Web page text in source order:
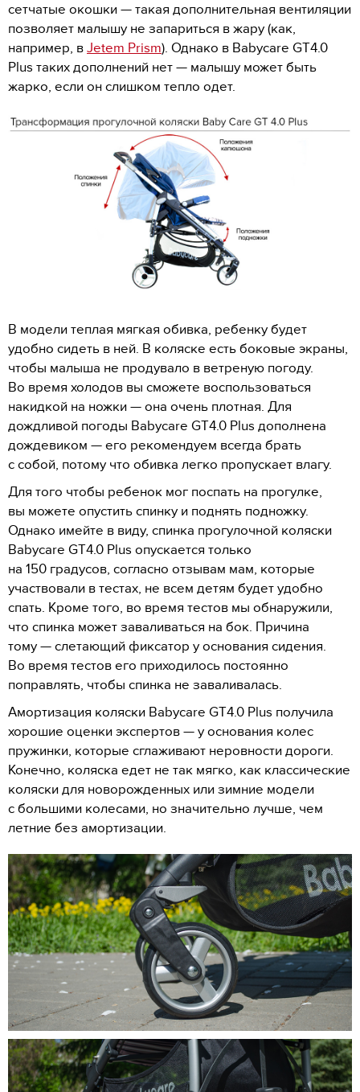
сетчатые окошки — такая дополнительная вентиляции
позволяет малышу не запариться в жару (как,
например, в Jetem Prism). Однако в Babycare GT4.0
Plus таких дополнений нет — малышу может быть
жарко, если он слишком тепло одет.
В модели теплая мягкая обивка, ребенку будет
удобно сидеть в ней. В коляске есть боковые экраны,
чтобы малыша не продувало в ветреную погоду.
Во время холодов вы сможете воспользоваться
накидкой на ножки — она очень плотная. Для
дождливой погоды Babycare GT4.0 Plus дополнена
дождевиком — его рекомендуем всегда брать
с собой, потому что обивка легко пропускает влагу.
Для того чтобы ребенок мог поспать на прогулке,
вы можете опустить спинку и поднять подножку.
Однако имейте в виду, спинка прогулочной коляски
Babycare GT4.0 Plus опускается только
на 150 градусов, согласно отзывам мам, которые
участвовали в тестах, не всем детям будет удобно
спать. Кроме того, во время тестов мы обнаружили,
что спинка может заваливаться на бок. Причина
тому — слетающий фиксатор у основания сидения.
Во время тестов его приходилось постоянно
поправлять, чтобы спинка не заваливалась.
Амортизация коляски Babycare GT4.0 Plus получила
хорошие оценки экспертов — у основания колес
пружинки, которые сглаживают неровности дороги.
Конечно, коляска едет не так мягко, как классические
коляски для новорожденных или зимние модели
с большими колесами, но значительно лучше, чем
летние без амортизации.